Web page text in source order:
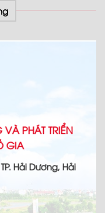
PHÁT TRIỂN
GIA
Hải Dương, Hải